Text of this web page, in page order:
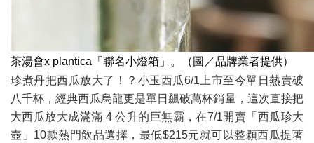
茶湯會x plantica「聯名小燈箱」。（圖／品牌業者提供）
珍煮丹把西瓜放大了！？小玉西瓜6/1上市至今單日熱賣破
八千杯，經典西瓜烏龍更是單日飆破萬杯銷量，這次直接把
大西瓜放大成滿滿 4 公升的巨無霸，在7/1開賣「西瓜珍大
壺」10款熱門飲品選擇，最低$215元就可以整顆西瓜提著